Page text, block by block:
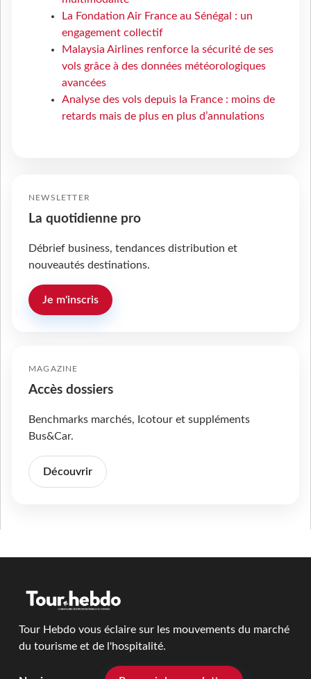
La Fondation Air France au Sénégal : un
engagement collectif
Malaysia Airlines renforce la sécurité de ses
vols grâce à des données météorologiques
avancées
Analyse des vols depuis la France : moins de
retards mais de plus en plus d’annulations
NEWSLETTER
La quotidienne pro
Débrief business, tendances distribution et
nouveautés destinations.
Je m'inscris
MAGAZINE
Accès dossiers
Benchmarks marchés, Icotour et suppléments
Bus&Car.
Découvrir
Tour Hebdo vous éclaire sur les mouvements du marché
du tourisme et de l'hospitalité.